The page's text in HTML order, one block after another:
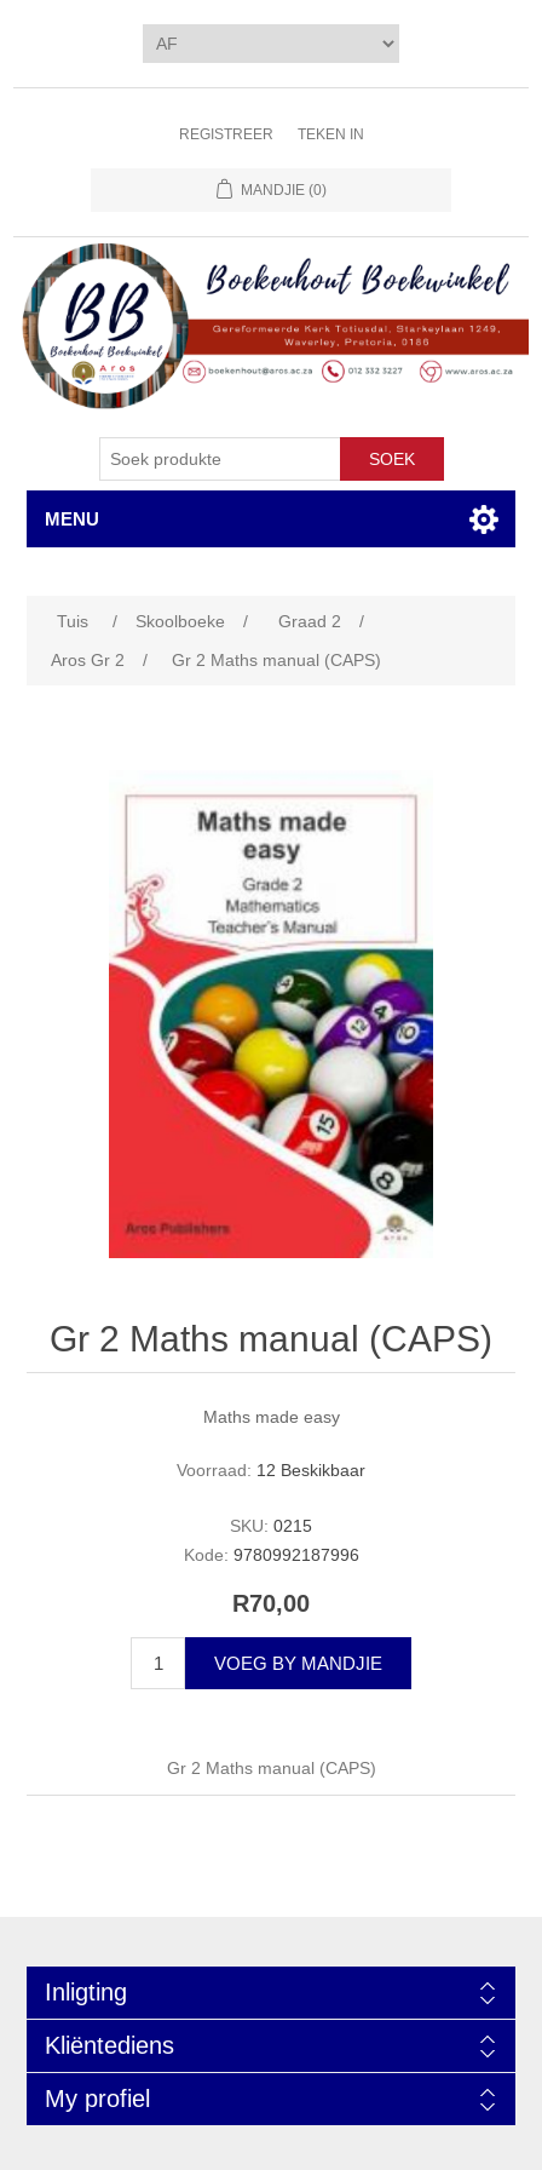
REGISTREER TEKEN IN
MANDJIE (0)
SOEK
MENU
Tuis / Skoolboeke / Graad 2
/
Aros Gr 2
/ Gr 2 Maths manual (CAPS)
Gr 2 Maths manual (CAPS)
Maths made easy
Voorraad: 12 Beskikbaar
SKU: 0215
Kode: 9780992187996
R70,00
VOEG BY MANDJIE
Gr 2 Maths manual (CAPS)
Inligting
Kliëntediens
My profiel